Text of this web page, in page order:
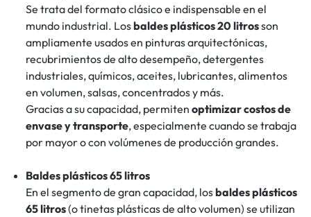
Se trata del formato clásico e indispensable en el
mundo industrial. Losbaldes plásticos 20 litrosson
ampliamente usados en pinturas arquitectónicas,
recubrimientos de alto desempeño, detergentes
industriales, químicos, aceites, lubricantes, alimentos
en volumen, salsas, concentrados y más.
Gracias a su capacidad, permiten optimizar costos de
envase y transporte, especialmente cuando se trabaja
por mayor o con volúmenes de producción grandes.
Baldes plásticos 65 litros
En el segmento de gran capacidad, losbaldes plásticos
65 litros(o tinetas plásticas de alto volumen) se utilizan